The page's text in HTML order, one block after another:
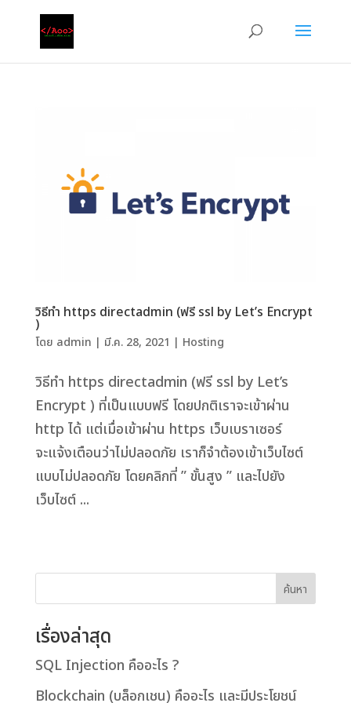
วิธีทำ https directadmin (ฟรี ssl by Let’s Encrypt
)
โดย admin | มี.ค. 28, 2021 | Hosting
วิธีทำ https directadmin (ฟรี ssl by Let’s
Encrypt ) ที่เป็นแบบฟรี โดยปกติเราจะเข้าผ่าน
http ได้ แต่เมื่อเข้าผ่าน https เว็บเบราเซอร์
จะแจ้งเตือนว่าไม่ปลอดภัย เราก็จำต้องเข้าเว็บไซต์
แบบไม่ปลอดภัย โดยคลิกที่ ” ขั้นสูง ” และไปยัง
เว็บไซต์ ...
ค้นหา
เรื่องล่าสุด
SQL Injection คืออะไร ?
Blockchain (บล็อกเชน) คืออะไร และมีประโยชน์